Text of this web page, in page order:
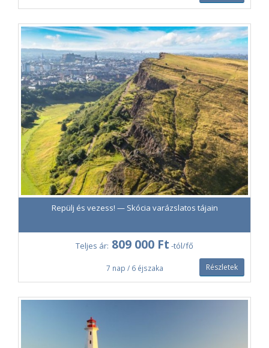
Repülj és vezess! — Skócia varázslatos tájain
Teljes ár: 809 000 Ft -tól/fő
7 nap / 6 éjszaka Részletek